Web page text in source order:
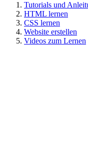
Tutorials und
HTML lernen
CSS lernen
Website erstellen
Videos zum Lernen